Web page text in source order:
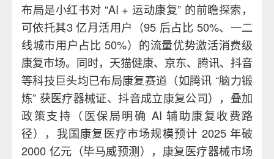
布局是小红书对 “AI + 运动康复” 的前瞻探索，
可依托其3 亿月活用户（95 后占比 50%、一二
线城市用户占比 50%）的流量优势激活消费级
康复市场。同时，天猫健康、京东、腾讯、抖音
等科技巨头均已布局康复赛道（如腾讯 “脑力锻
炼” 获医疗器械证、抖音成立康复公司），叠加
政策支持（医保局明确 AI 辅助康复收费路
径），我国康复医疗市场规模预计 2025 年破
2000 亿元（毕马威预测），康复医疗器械市场